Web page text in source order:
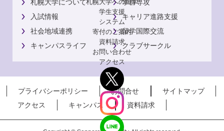
札幌大学への留学
学生支援
システム
寄付のご案内
資料請求
お問い合わせ
アクセス
札幌大学について
学群専攻
入試情報
キャリア進路支援
社会地域連携
留学国際交流
キャンパスライフ
クラブサークル
プライバシーポリシー お問合せ
サイトマップ
アクセス
キャンパス 資料請求